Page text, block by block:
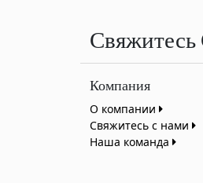
Компания
О компании
Свяжитесь с нами
Наша команда